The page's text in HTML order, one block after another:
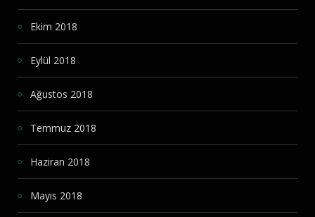
Ekim 2018
Eylül 2018
Ağustos 2018
Temmuz 2018
Haziran 2018
Mayıs 2018